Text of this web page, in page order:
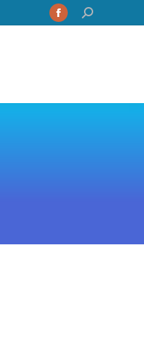
Facebook
Search: